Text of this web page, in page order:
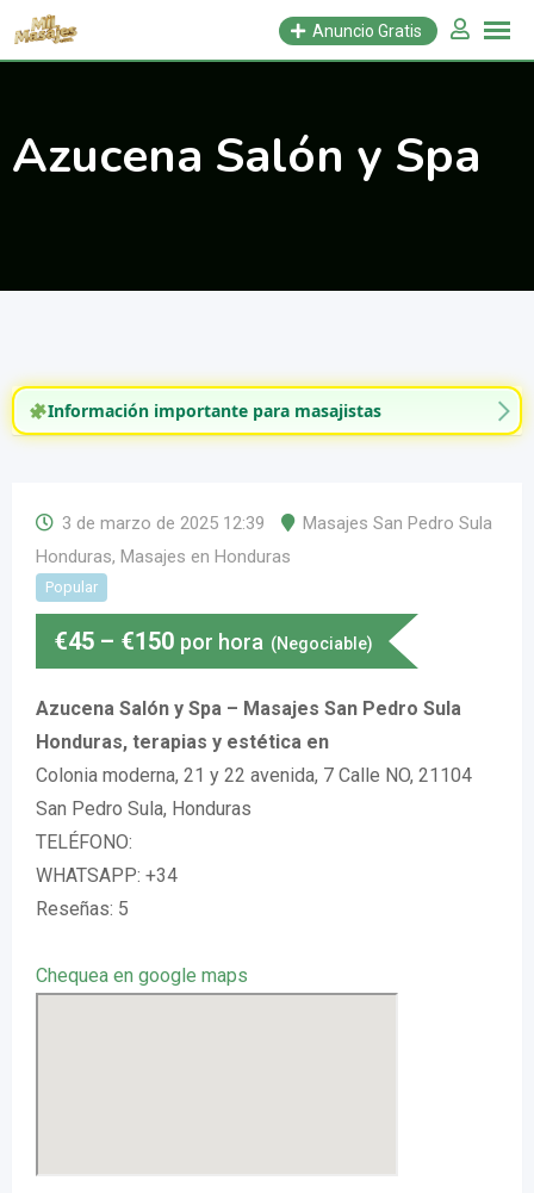
Saltar
Anuncio Gratis
Azucena Salón y Spa
Información importante para masajistas
3 de marzo de 2025 12:39
Masajes San Pedro Sula
Honduras, Masajes en Honduras
Popular
€45 – €150 por hora (Negociable)
Azucena Salón y Spa – Masajes San Pedro Sula
Honduras, terapias y estética en
Colonia moderna, 21 y 22 avenida, 7 Calle NO, 21104
San Pedro Sula, Honduras
TELÉFONO:
WHATSAPP: +34
Reseñas: 5
Chequea en google maps